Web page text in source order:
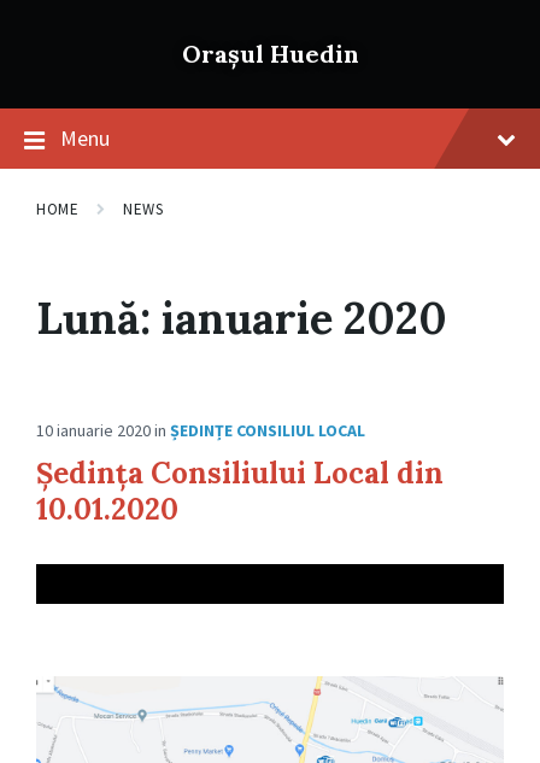
Orașul Huedin
Menu
HOME NEWS
Lună: ianuarie 2020
10 ianuarie 2020in ȘEDINȚE CONSILIUL LOCAL
Ședința Consiliului Local din
10.01.2020